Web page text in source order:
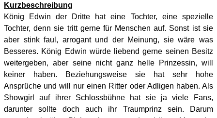
Kurzbeschreibung
König Edwin der Dritte hat eine Tochter, eine spezielle
Tochter, denn sie tritt gerne für Menschen auf. Sonst ist sie
aber stink faul, arrogant und der Meinung, sie wäre was
Besseres. König Edwin würde liebend gerne seinen Besitz
weitergeben, aber seine nicht ganz helle Prinzessin, will
keiner haben. Beziehungsweise sie hat sehr hohe
Ansprüche und will nur einen Ritter oder Adligen haben. Als
Showgirl auf ihrer Schlossbühne hat sie ja viele Fans,
darunter sollte doch auch ihr Traumprinz sein. Darum